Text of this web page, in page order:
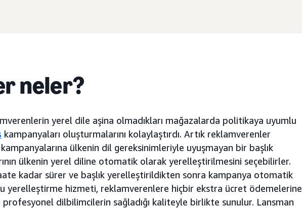
neler?
yerel dile aşina olmadıkları mağazalarda politikaya uyumlu
kampanyaları oluşturmalarını kolaylaştırdı. Artık reklamverenler
ülkenin dil gereksinimleriyle uyuşmayan bir başlık
ülkenin yerel diline otomatik olarak yerelleştirilmesini seçebilirler.
kadar sürer ve başlık yerelleştirildikten sonra kampanya otomatik
yerelleştirme hizmeti, reklamverenlere hiçbir ekstra ücret ödemelerine
dilbilimcilerin sağladığı kaliteyle birlikte sunulur. Lansman